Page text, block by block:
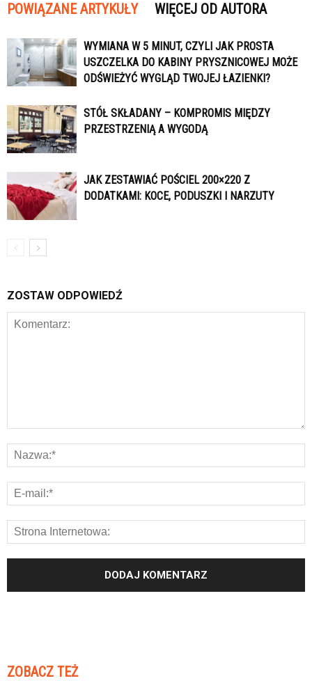
POWIĄZANE ARTYKUŁY WIĘCEJ OD AUTORA
WYMIANA W 5 MINUT, CZYLI JAK PROSTA
USZCZELKA DO KABINY PRYSZNICOWEJ MOŻE
ODŚWIEŻYĆ WYGLĄD TWOJEJ ŁAZIENKI?
STÓŁ SKŁADANY – KOMPROMIS MIĘDZY
PRZESTRZENIĄ A WYGODĄ
JAK ZESTAWIAĆ POŚCIEL 200×220 Z
DODATKAMI: KOCE, PODUSZKI I NARZUTY
ZOSTAW ODPOWIEDŹ
ZOBACZ TEŻ